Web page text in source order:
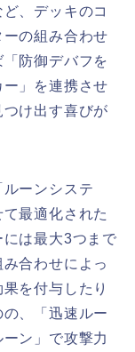
、デッキのコ
の組み合わせ
防御デバフを
」を連携させ
け出す喜びが
ーンシステ
最適化された
は最大3つまで
合わせによっ
を付与したり
、「迅速ルー
ン」で攻撃力